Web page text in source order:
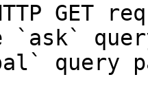
GET
`ask`
query